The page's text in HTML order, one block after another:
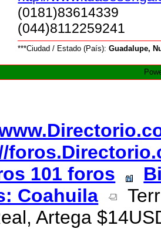
(0181)83614339
(044)8112259241
***Ciudad / Estado (País):Guadalupe,
101 foros
Coahuila
Artega